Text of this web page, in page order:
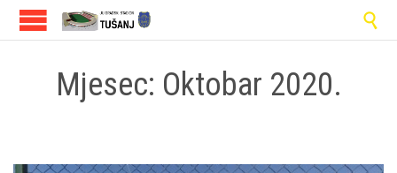

Mjesec: Oktobar 2020.